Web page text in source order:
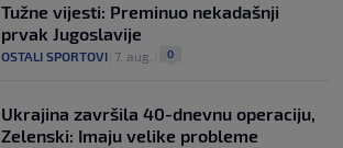
Tužne vijesti: Preminuo nekadašnji
prvak Jugoslavije
OSTALI SPORTOVI 7. aug. 0
Ukrajina završila 40-dnevnu operaciju,
Zelenski: Imaju velike probleme